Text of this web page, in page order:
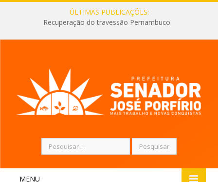
ÚLTIMAS PUBLICAÇÕES:
Recuperação do travessão Pernambuco
Pesquisar
por:
MENU